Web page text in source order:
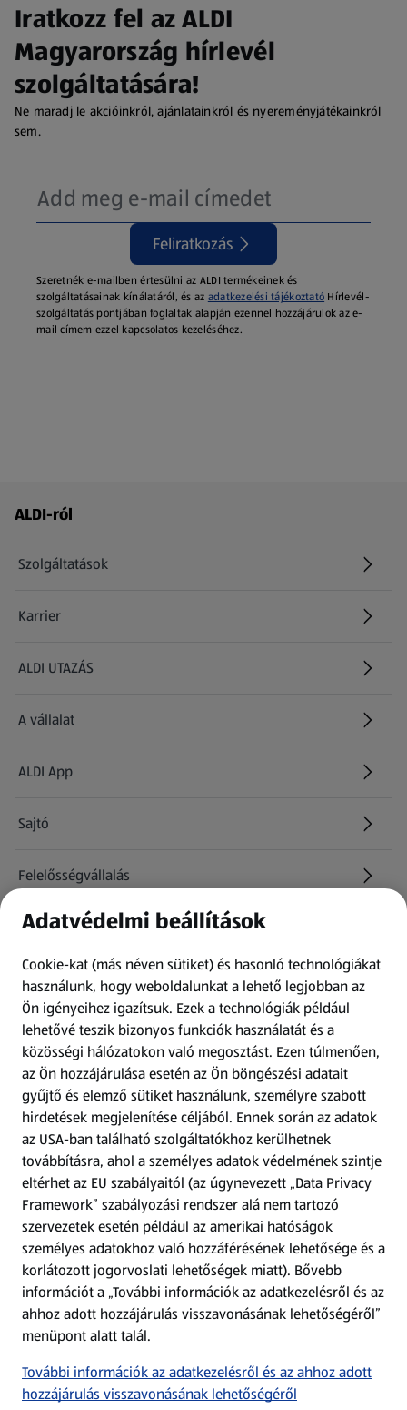
Iratkozz fel az ALDI
Magyarország hírlevél
szolgáltatására!
Ne maradj le akcióinkról, ajánlatainkról és nyereményjátékainkról
sem.
Feliratkozás
Szeretnék e-mailben értesülni az ALDI termékeinek és
szolgáltatásainak kínálatáról, és az adatkezelési tájékoztató Hírlevél-
szolgáltatás pontjában foglaltak alapján ezennel hozzájárulok az e-
mail címem ezzel kapcsolatos kezeléséhez.
Láblécmenü - további linkek
ALDI-ról
Szolgáltatások
Karrier
(új oldalon nyílik meg)
ALDI UTAZÁS
(új oldalon nyílik meg)
A vállalat
ALDI App
Sajtó
Felelősségvállalás
Információk
Kérdőív
Fizetési lehetőségek
ALDI utalványok
Árcsökkentés
Adattörlő alkalmazás
Szervizpont
(új oldalon nyílik meg)
Fedezz fel minket az interneten!
Töltsd le az ALDI Magyarország applikációt!
Adatvédelmi beállítások
Cookie-kat (más néven sütiket) és hasonló technológiákat
használunk, hogy weboldalunkat a lehető legjobban az
Ön igényeihez igazítsuk. Ezek a technológiák például
lehetővé teszik bizonyos funkciók használatát és a
közösségi hálózatokon való megosztást. Ezen túlmenően,
az Ön hozzájárulása esetén az Ön böngészési adatait
gyűjtő és elemző sütiket használunk, személyre szabott
hirdetések megjelenítése céljából. Ennek során az adatok
az USA-ban található szolgáltatókhoz kerülhetnek
továbbításra, ahol a személyes adatok védelmének szintje
eltérhet az EU szabályaitól (az úgynevezett „Data Privacy
Framework” szabályozási rendszer alá nem tartozó
szervezetek esetén például az amerikai hatóságok
személyes adatokhoz való hozzáférésének lehetősége és a
korlátozott jogorvoslati lehetőségek miatt). Bővebb
információt a „További információk az adatkezelésről és az
ahhoz adott hozzájárulás visszavonásának lehetőségéről”
menüpont alatt talál.
További információk az adatkezelésről és az ahhoz adott
hozzájárulás visszavonásának lehetőségéről